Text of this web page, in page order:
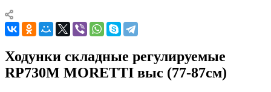
Ходунки складные регулируемые
RP730M MORETTI выс (77-87см)